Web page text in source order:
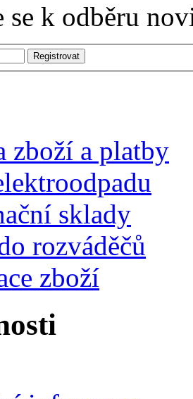
se k odběru
zboží a platby
sklady
rozváděčů
zboží